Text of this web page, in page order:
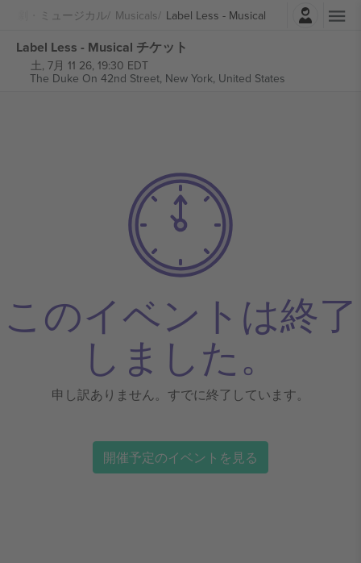
演劇・ミュージカル Musicals Label Less - Musical
ログイン
Label Less - Musical チケット
土, 7月 11 26, 19:30 EDT
The Duke On 42nd Street, New York, United States
このイベントは終了
しました。
申し訳ありません。すでに終了しています。
開催予定のイベントを見る